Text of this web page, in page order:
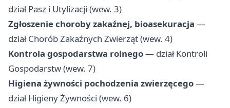
dział Pasz i Utylizacji (wew. 3)
Zgłoszenie choroby zakaźnej, bioasekuracja —
dział Chorób Zakaźnych Zwierząt (wew. 4)
Kontrola gospodarstwa rolnego— dział Kontroli
Gospodarstw (wew. 7)
Higiena żywności pochodzenia zwierzęcego—
dział Higieny Żywności (wew. 6)